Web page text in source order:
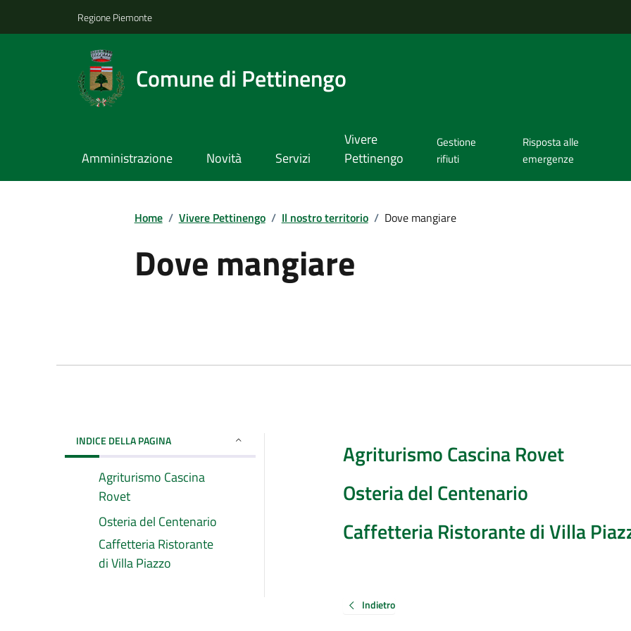
Regione Piemonte
Comune di Pettinengo
Amministrazione Novità Servizi
Vivere
Pettinengo
Gestione
rifiuti
Risposta alle
emergenze
Home / Vivere Pettinengo / Il nostro territorio / Dove mangiare
Dove mangiare
INDICE DELLA PAGINA
Agriturismo Cascina
Rovet
Osteria del Centenario
Caffetteria Ristorante
di Villa Piazzo
Agriturismo Cascina Rovet
Osteria del Centenario
Caffetteria Ristorante di Villa
Indietro